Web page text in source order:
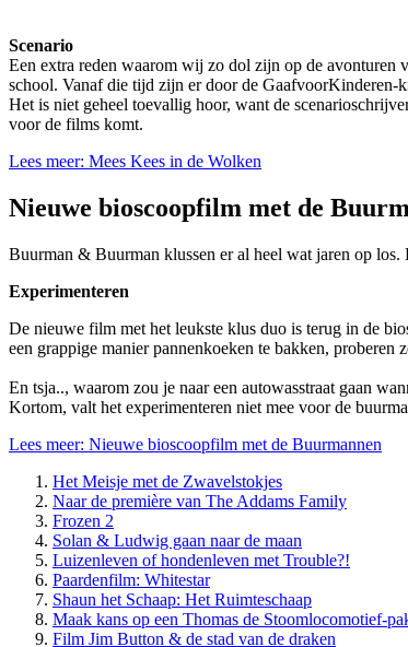
Scenario
Een extra reden waarom wij zo dol zijn op de
school. Vanaf die tijd zijn er door de GaafvoorKinderen-
Het is niet geheel toevallig hoor, want de
voor de films komt.
Lees meer: Mees Kees in de Wolken
Nieuwe bioscoopfilm met de
Buurman & Buurman klussen er al heel wat jaren op
Experimenteren
De nieuwe film met het leukste klus duo is terug in de
een grappige manier pannenkoeken te bakken, proberen
En tsja.., waarom zou je naar een autowasstraat gaan
Kortom, valt het experimenteren niet mee voor de
Lees meer: Nieuwe bioscoopfilm met de Buurmannen
Het Meisje met de Zwavelstokjes
Naar de première van The Addams Family
Frozen 2
Solan & Ludwig gaan naar de maan
Luizenleven of hondenleven met Trouble?!
Paardenfilm: Whitestar
Shaun het Schaap: Het Ruimteschaap
Maak kans op een Thomas de Stoomlocomotief-
Film Jim Button & de stad van de draken